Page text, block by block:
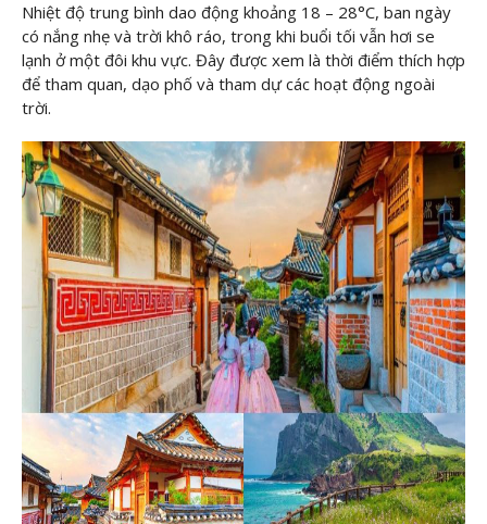
Nhiệt độ trung bình dao động khoảng 18 – 28°C, ban ngày
có nắng nhẹ và trời khô ráo, trong khi buổi tối vẫn hơi se
lạnh ở một đôi khu vực. Đây được xem là thời điểm thích hợp
để tham quan, dạo phố và tham dự các hoạt động ngoài
trời.